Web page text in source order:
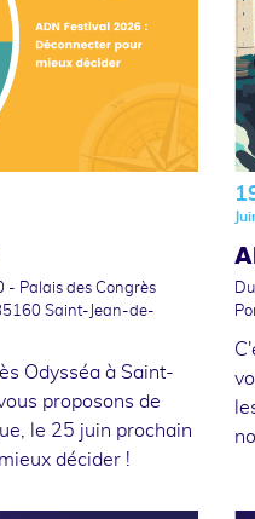
Palais des Congrès
Saint-Jean-de-
Odysséa à Saint-
proposons de
le 25 juin prochain
décider !